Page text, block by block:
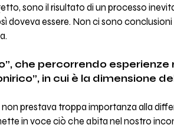
sono il risultato di un processo
doveva essere. Non ci sono
che percorrendo
in cui è la dimensione
prestava troppa importanza alla
in voce ciò che abita nel nostro